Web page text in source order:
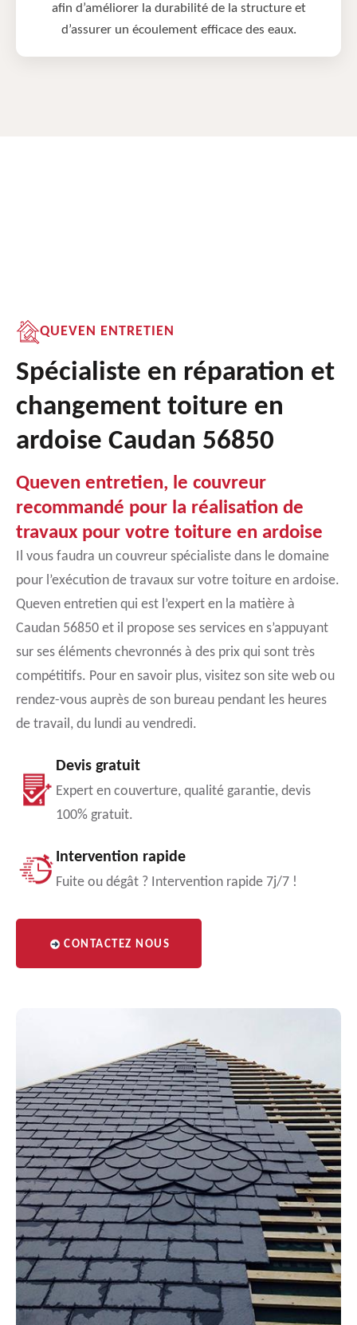
afin d’améliorer la durabilité de la structure et
d’assurer un écoulement efficace des eaux.
QUEVEN ENTRETIEN
Spécialiste en réparation et
changement toiture en
ardoise Caudan 56850
Queven entretien, le couvreur
recommandé pour la réalisation de
travaux pour votre toiture en ardoise
Il vous faudra un couvreur spécialiste dans le domaine
pour l’exécution de travaux sur votre toiture en ardoise.
Queven entretien qui est l’expert en la matière à
Caudan 56850 et il propose ses services en s’appuyant
sur ses éléments chevronnés à des prix qui sont très
compétitifs. Pour en savoir plus, visitez son site web ou
rendez-vous auprès de son bureau pendant les heures
de travail, du lundi au vendredi.
Devis gratuit
Expert en couverture, qualité garantie, devis
100% gratuit.
Intervention rapide
Fuite ou dégât ? Intervention rapide 7j/7 !
CONTACTEZ NOUS